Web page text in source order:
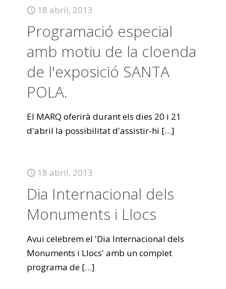
18 abril, 2013
Programació especial
amb motiu de la cloenda
de l'exposició SANTA
POLA.
El MARQ oferirà durant els dies 20 i 21
d'abril la possibilitat d'assistir-hi […]
18 abril, 2013
Dia Internacional dels
Monuments i Llocs
Avui celebrem el 'Dia Internacional dels
Monuments i Llocs' amb un complet
programa de […]